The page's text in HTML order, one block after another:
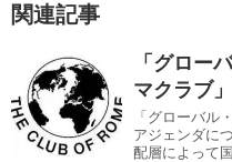
関連記事
「グロー
マクラブ」
「グローバル
アジェンダに
配層によって